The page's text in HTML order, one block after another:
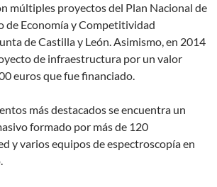
múltiples proyectos del Plan Nacional de
de Economía y Competitividad
de Castilla y León. Asimismo, en 2014
de infraestructura por un valor
euros que fue financiado.
más destacados se encuentra un
formado por más de 120
y varios equipos de espectroscopía en